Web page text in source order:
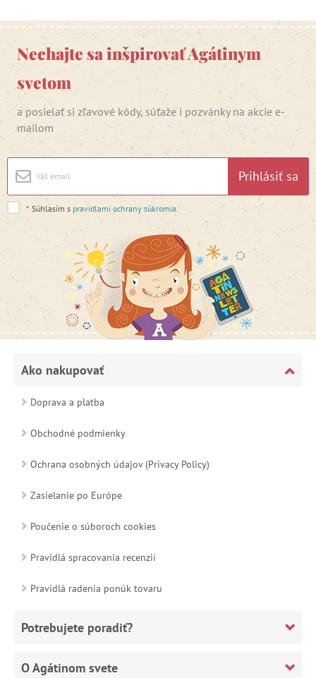
Nechajte sa inšpirovať Agátinym
svetom
a posielať si zľavové kódy, súťaže i pozvánky na akcie e-
mailom
Prihlásiť sa
* Súhlasím s pravidlami ochrany súkromia
Ako nakupovať
Doprava a platba
Obchodné podmienky
Ochrana osobných údajov (Privacy Policy)
Zasielanie po Európe
Poučenie o súboroch cookies
Pravidlá spracovania recenzií
Pravidlá radenia ponúk tovaru
Potrebujete poradiť?
O Agátinom svete